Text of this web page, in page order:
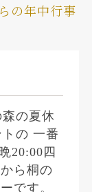
の年中行事
の夏休
の 一番
20:00四
ら桐の
です。